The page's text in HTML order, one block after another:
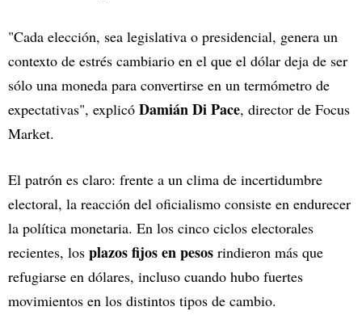
"Cada elección, sea legislativa o presidencial, genera un
contexto de estrés cambiario en el que el dólar deja de ser
sólo una moneda para convertirse en un termómetro de
expectativas", explicó Damián Di Pace, director de Focus
Market.
El patrón es claro: frente a un clima de incertidumbre
electoral, la reacción del oficialismo consiste en endurecer
la política monetaria. En los cinco ciclos electorales
recientes, los plazos fijos en pesos rindieron más que
refugiarse en dólares, incluso cuando hubo fuertes
movimientos en los distintos tipos de cambio.